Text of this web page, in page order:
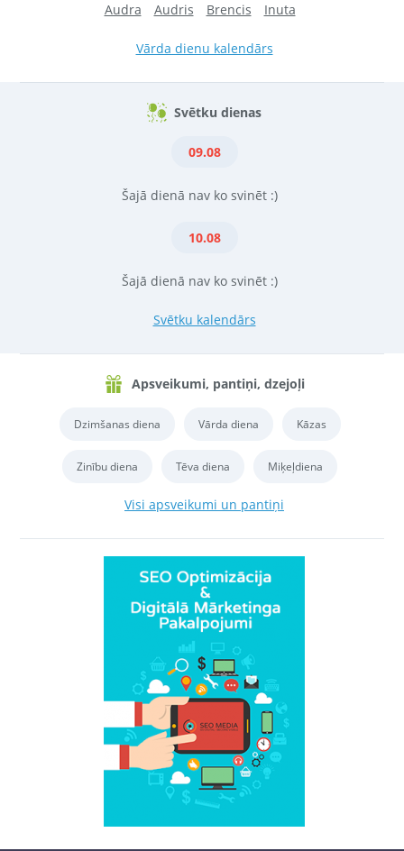
Audra Audris Brencis Inuta
Vārda dienu kalendārs
Svētku dienas
09.08
Šajā dienā nav ko svinēt :)
10.08
Šajā dienā nav ko svinēt :)
Svētku kalendārs
Apsveikumi, pantiņi, dzejoļi
Dzimšanas diena Vārda diena Kāzas
Zinību diena Tēva diena Miķeļdiena
Visi apsveikumi un pantiņi